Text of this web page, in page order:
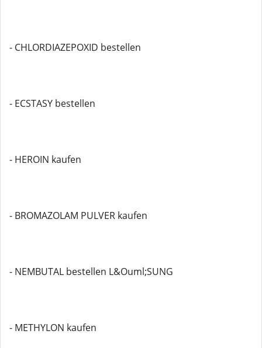
- CHLORDIAZEPOXID bestellen
- ECSTASY bestellen
- HEROIN kaufen
- BROMAZOLAM PULVER kaufen
- NEMBUTAL bestellen L&Ouml;SUNG
- METHYLON kaufen